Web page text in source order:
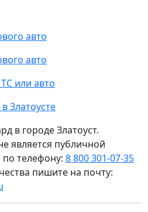
авто
авто
или авто
Златоусте
в городе Златоуст.
является публичной
телефону: 8 800 301-07-35
пишите на почту: